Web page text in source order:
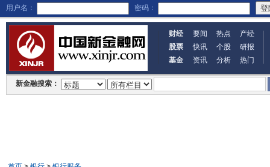
用户名： 密码：
财经 要闻 热点
产经
股票
快讯 个股
研报
基金
资讯 分析 热门
新金融搜索：